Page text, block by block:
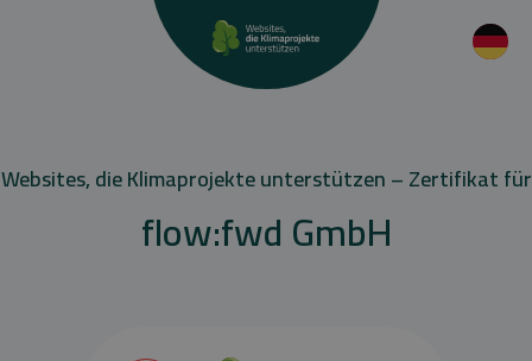
Websites, die Klimaprojekte unterstützen – Zertifikat für
flow:fwd GmbH